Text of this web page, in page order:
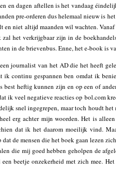
en dagen aftellen is het vandaag
pre-orderen dus helemaal nieuw is
en niet altijd maanden wil wachten.
het verkrijgbaar zijn in de
in de brievenbus. Enne, het e-book is
journalist van het AD die het heeft
continu gespannen ben omdat ik
best heftig kunnen zijn en op een of
ik veel negatieve reacties op bol.com
snel ingegrepen, maar toch houdt
erg achter mijn woorden. Het is
dat ik het daarom moeilijk vind.
de mensen die het boek gaan lezen
die mij goed hebben geholpen de
beetje onzekerheid met zich mee.